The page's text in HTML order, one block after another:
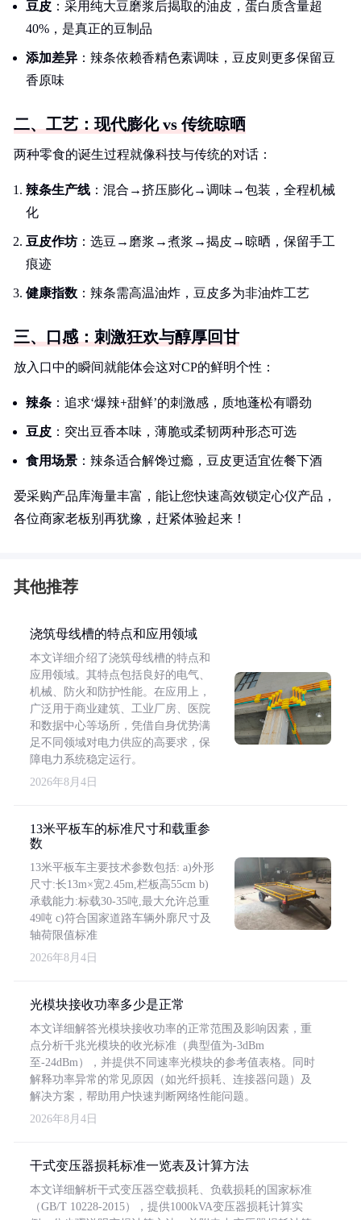
豆皮 ：采用纯大豆磨浆后揭取的油皮，蛋白质含量超
40%，是真正的豆制品
添加差异 ：辣条依赖香精色素调味，豆皮则更多保留豆
香原味
二、工艺：现代膨化 vs 传统晾晒
两种零食的诞生过程就像科技与传统的对话：
辣条生产线 ：混合→挤压膨化→调味→包装，全程机械
化
豆皮作坊 ：选豆→磨浆→煮浆→揭皮→晾晒，保留手工
痕迹
健康指数 ：辣条需高温油炸，豆皮多为非油炸工艺
三、口感：刺激狂欢与醇厚回甘
放入口中的瞬间就能体会这对CP的鲜明个性：
辣条 ：追求‘爆辣+甜鲜’的刺激感，质地蓬松有嚼劲
豆皮 ：突出豆香本味，薄脆或柔韧两种形态可选
食用场景 ：辣条适合解馋过瘾，豆皮更适宜佐餐下酒
爱采购产品库海量丰富，能让您快速高效锁定心仪产品，
各位商家老板别再犹豫，赶紧体验起来！
其他推荐
浇筑母线槽的特点和应用领域
本文详细介绍了浇筑母线槽的特点和
应用领域。其特点包括良好的电气、
机械、防火和防护性能。在应用上，
广泛用于商业建筑、工业厂房、医院
和数据中心等场所，凭借自身优势满
足不同领域对电力供应的高要求，保
障电力系统稳定运行。
2026年8月4日
13米平板车的标准尺寸和载重参
数
13米平板车主要技术参数包括: a)外形
尺寸:长13m×宽2.45m,栏板高55cm b)
承载能力:标载30-35吨,最大允许总重
49吨 c)符合国家道路车辆外廓尺寸及
轴荷限值标准
2026年8月4日
光模块接收功率多少是正常
本文详细解答光模块接收功率的正常范围及影响因素，重
点分析千兆光模块的收光标准（典型值为-3dBm
至-24dBm），并提供不同速率光模块的参考值表格。同时
解释功率异常的常见原因（如光纤损耗、连接器问题）及
解决方案，帮助用户快速判断网络性能问题。
2026年8月4日
干式变压器损耗标准一览表及计算方法
本文详细解析干式变压器空载损耗、负载损耗的国家标准
（GB/T 10228-2015），提供1000kVA变压器损耗计算实